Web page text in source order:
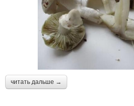
читать дальше →